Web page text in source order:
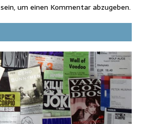
sein, um einen Kommentar abzugeben.